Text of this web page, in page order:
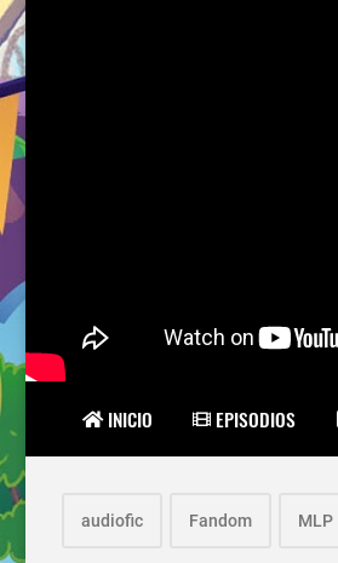
INICIO EPISODIOS
audiofic Fandom MLP